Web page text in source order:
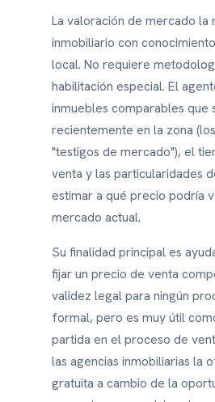
La valoración de mercado la
inmobiliario con
local. No requiere
habilitación especial. El
inmuebles comparables que
recientemente en la zona
"testigos de mercado"), el
venta y las particularidades
estimar a qué precio podría
mercado actual.
Su finalidad principal es
fijar un precio de venta
validez legal para ningún
formal, pero es muy útil
partida en el proceso de
las agencias inmobiliarias la
gratuita a cambio de la